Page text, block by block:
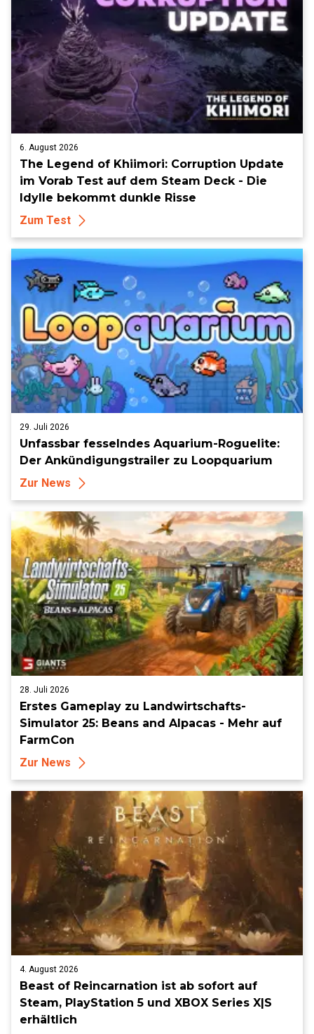
6. August 2026
The Legend of Khiimori: Corruption Update
im Vorab Test auf dem Steam Deck - Die
Idylle bekommt dunkle Risse
Zum Test
29. Juli 2026
Unfassbar fesselndes Aquarium-Roguelite:
Der Ankündigungstrailer zu Loopquarium
Zur News
28. Juli 2026
Erstes Gameplay zu Landwirtschafts-
Simulator 25: Beans and Alpacas - Mehr auf
FarmCon
Zur News
4. August 2026
Beast of Reincarnation ist ab sofort auf
Steam, PlayStation 5 und XBOX Series X|S
erhältlich